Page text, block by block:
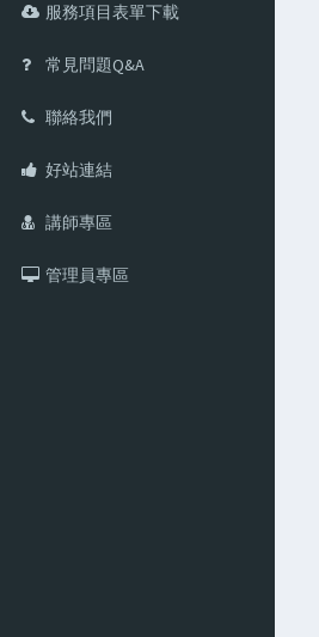
服務項目表單下載
常見問題Q&A
聯絡我們
好站連結
講師專區
管理員專區